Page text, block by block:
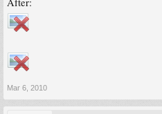
After:
Mar 6, 2010